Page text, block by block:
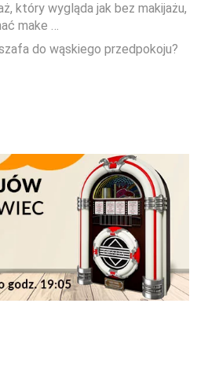
który wygląda jak bez makijażu,
make …
do wąskiego przedpokoju?